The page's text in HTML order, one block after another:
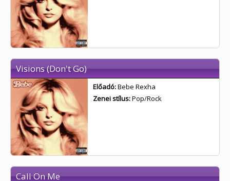
Visions (Don't Go)
Előadó:Bebe Rexha
Zenei stílus:Pop/Rock
Call On Me